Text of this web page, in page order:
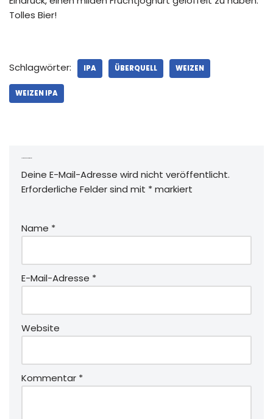
Tolles Bier!
Schlagwörter: IPA ÜBERQUELL WEIZEN
WEIZEN IPA
Deine E-Mail-Adresse wird nicht veröffentlicht.
Erforderliche Felder sind mit *markiert
Name *
E-Mail-Adresse *
Website
Kommentar *